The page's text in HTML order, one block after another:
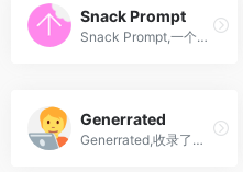
Snack Prompt
Snack Prompt,一个社区驱动的prompt提示词平台
Generrated
Generrated,收录了大量DALL.E 2关键词指令的网站